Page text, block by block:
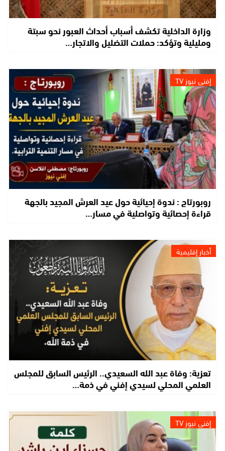
وزارة الداخلية تكشف أسباب أحداث العبور نحو سبتة
ومليلية وتؤكد: حملات التضليل والاتجار…
إفني نيوز TV
روبورتاج : ندوة إحيائية حول عيد العرش المجيد بالجهة
قراءة إحصائية وتواصلية في مسار…
أخبار إقليمية
تعزية: وفاة عبد الله السعيدي.. الرئيس السابق للمجلس
العلمي المحلي لسيدي إفني في ذمة…
إفني نيوز TV